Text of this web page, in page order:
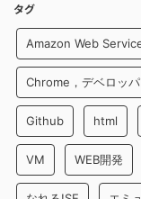
タグ
Amazon Web
Chrome，デベロッ
Github html
VM WEB開発